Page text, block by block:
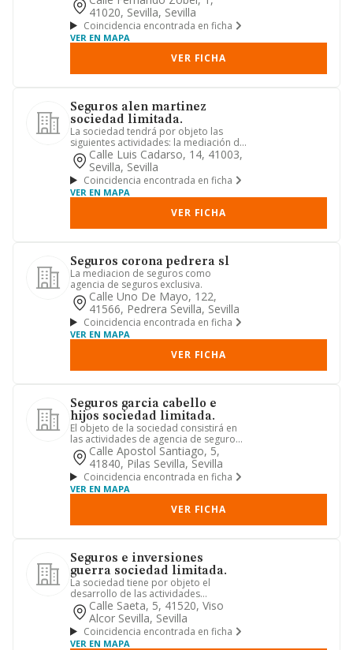
41020, Sevilla, Sevilla
Coincidencia encontrada en ficha
VER EN MAPA
VER FICHA
Seguros alen martinez
sociedad limitada.
La sociedad tendrá por objeto las
siguientes actividades: la mediación de
seguros como agencia de s...
Calle Luis Cadarso, 14, 41003,
Sevilla, Sevilla
Coincidencia encontrada en ficha
VER EN MAPA
VER FICHA
Seguros corona pedrera sl
La mediacion de seguros como
agencia de seguros exclusiva.
Calle Uno De Mayo, 122,
41566, Pedrera Sevilla, Sevilla
Coincidencia encontrada en ficha
VER EN MAPA
VER FICHA
Seguros garcia cabello e
hijos sociedad limitada.
El objeto de la sociedad consistirá en
las actividades de agencia de seguros,
quedando sometidas ex...
Calle Apostol Santiago, 5,
41840, Pilas Sevilla, Sevilla
Coincidencia encontrada en ficha
VER EN MAPA
VER FICHA
Seguros e inversiones
guerra sociedad limitada.
La sociedad tiene por objeto el
desarrollo de las actividades
correspondientes a los siguientes
cód...
Calle Saeta, 5, 41520, Viso
Alcor Sevilla, Sevilla
Coincidencia encontrada en ficha
VER EN MAPA